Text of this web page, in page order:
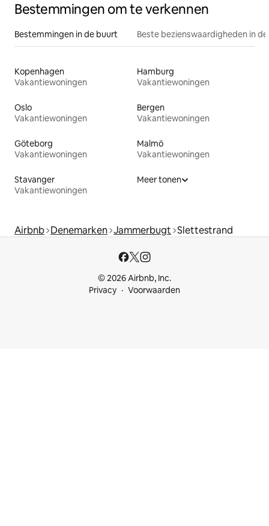
Bestemmingen om te verkennen
Bestemmingen in de buurt Beste bezienswaardigheden in
Kopenhagen
Vakantiewoningen
Hamburg
Vakantiewoningen
Oslo
Vakantiewoningen
Bergen
Vakantiewoningen
Göteborg
Vakantiewoningen
Malmö
Vakantiewoningen
Stavanger
Vakantiewoningen
Meer tonen
Airbnb Denemarken Jammerbugt Slettestrand
© 2026 Airbnb, Inc.
Privacy
Voorwaarden